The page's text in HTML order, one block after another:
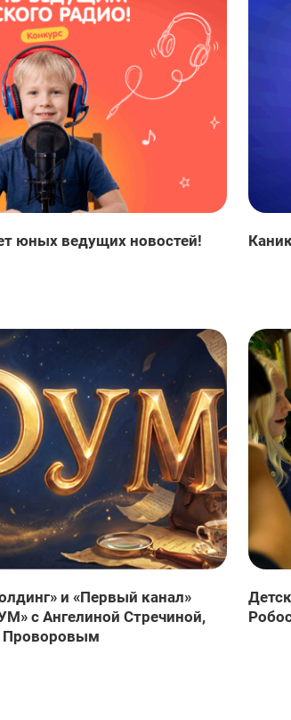
юных ведущих новостей!
и «Первый канал»
с Ангелиной Стречиной,
Проворовым